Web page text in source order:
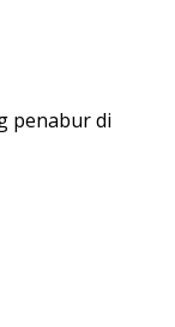
penabur di